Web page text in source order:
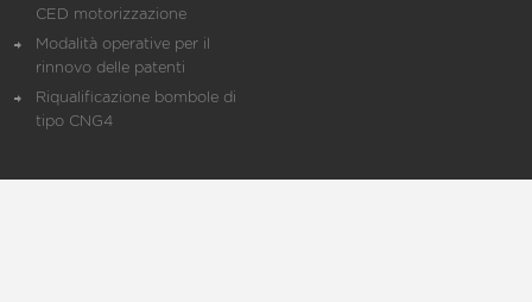
CED motorizzazione
Modalità operative per il
rinnovo delle patenti
Riqualificazione bombole di
tipo CNG4